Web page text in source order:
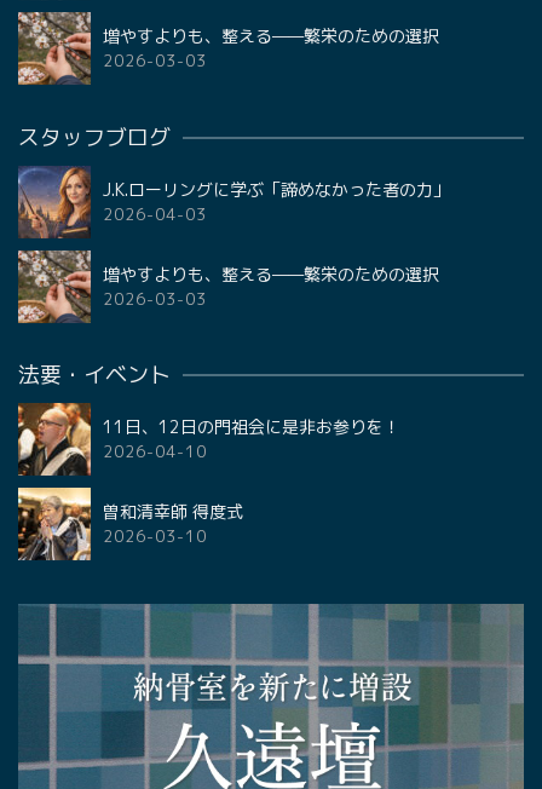
増やすよりも、整える——繁栄のための選択
2026-03-03
スタッフブログ
J.K.ローリングに学ぶ「諦めなかった者の力」
2026-04-03
増やすよりも、整える——繁栄のための選択
2026-03-03
法要・イベント
11日、12日の門祖会に是非お参りを！
2026-04-10
曽和清幸師 得度式
2026-03-10